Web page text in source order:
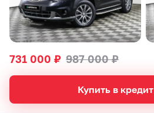
731 000 ₽ 987 000 ₽
Купить в кредит